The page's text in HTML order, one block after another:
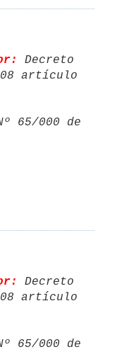
Decreto
65/000 de
Decreto
65/000 de